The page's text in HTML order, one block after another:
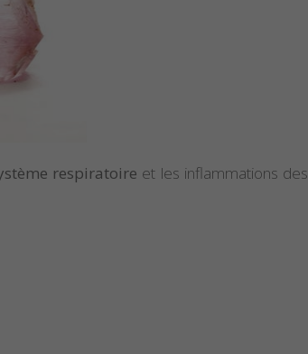
respiratoire et les inflammations des